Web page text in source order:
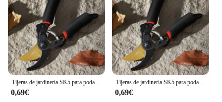
Tijeras de jardinería SK5 para podar árboles frutales, tijeras de podar de jardín para ramas, tijeras de podar florales, recolección de frutas, 1 piezas
0,69€
Tijeras de jardinería SK5 para podar árboles frutales, tijeras de podar de jardín para ramas, tijeras de podar florales, recolección de frutas, 1 piezas
0,69€